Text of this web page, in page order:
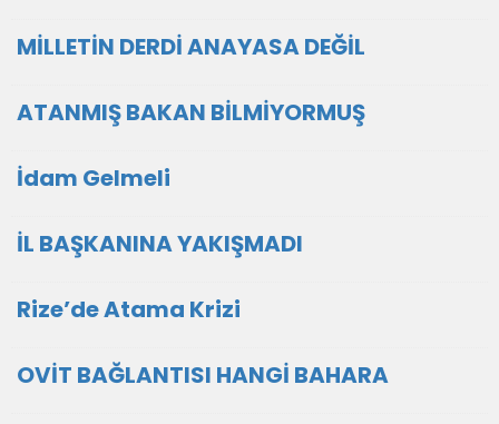
MİLLETİN DERDİ ANAYASA DEĞİL
ATANMIŞ BAKAN BİLMİYORMUŞ
İdam Gelmeli
İL BAŞKANINA YAKIŞMADI
Rize’de Atama Krizi
OVİT BAĞLANTISI HANGİ BAHARA